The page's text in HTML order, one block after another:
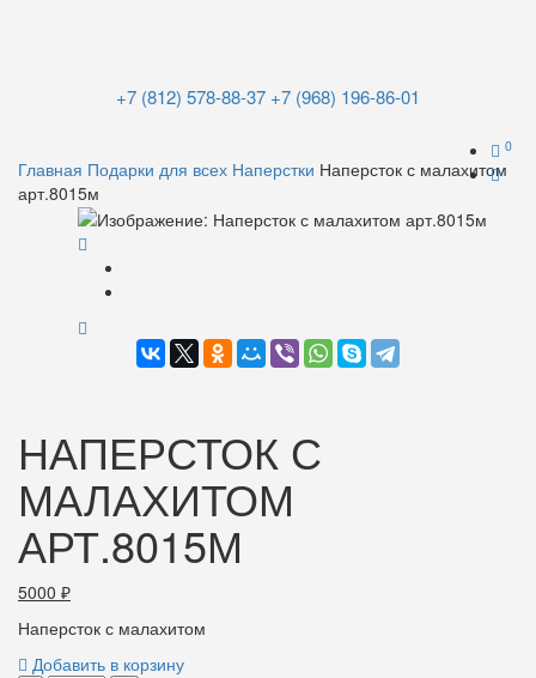
+7 (812) 578-88-37 +7 (968) 196-86-01
0
Главная Подарки для всех Наперстки Наперсток с малахитом
арт.8015м
НАПЕРСТОК С
МАЛАХИТОМ
АРТ.8015М
5000 ₽
Наперсток с малахитом
Добавить в корзину